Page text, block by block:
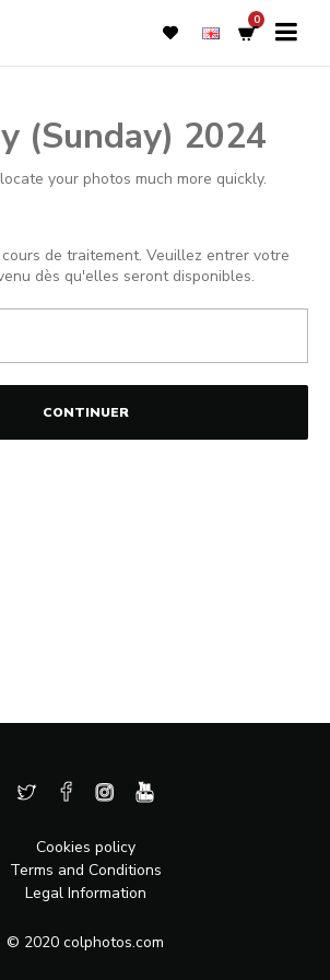
0
(Sunday) 2024
your photos much more quickly.
de traitement. Veuillez entrer votre
dès qu'elles seront disponibles.
CONTINUER
Cookies policy
Terms and Conditions
Legal Information
© 2020 colphotos.com